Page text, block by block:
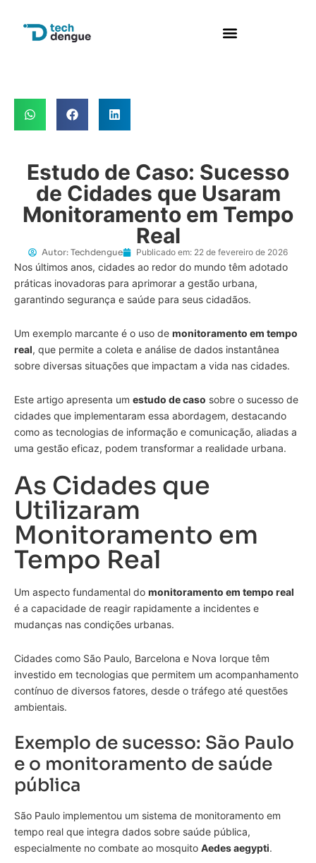
Estudo de Caso: Sucesso
de Cidades que Usaram
Monitoramento em Tempo
Real
Autor: Techdengue Publicado em: 22 de fevereiro de 2026
Nos últimos anos, cidades ao redor do mundo têm adotado
práticas inovadoras para aprimorar a gestão urbana,
garantindo segurança e saúde para seus cidadãos.
Um exemplo marcante é o uso de monitoramento em tempo
real, que permite a coleta e análise de dados instantânea
sobre diversas situações que impactam a vida nas cidades.
Este artigo apresenta um estudo de caso sobre o sucesso de
cidades que implementaram essa abordagem, destacando
como as tecnologias de informação e comunicação, aliadas a
uma gestão eficaz, podem transformar a realidade urbana.
As Cidades que
Utilizaram
Monitoramento em
Tempo Real
Um aspecto fundamental do monitoramento em tempo real
é a capacidade de reagir rapidamente a incidentes e
mudanças nas condições urbanas.
Cidades como São Paulo, Barcelona e Nova Iorque têm
investido em tecnologias que permitem um acompanhamento
contínuo de diversos fatores, desde o tráfego até questões
ambientais.
Exemplo de sucesso: São Paulo
e o monitoramento de saúde
pública
São Paulo implementou um sistema de monitoramento em
tempo real que integra dados sobre saúde pública,
especialmente no combate ao mosquito Aedes aegypti.